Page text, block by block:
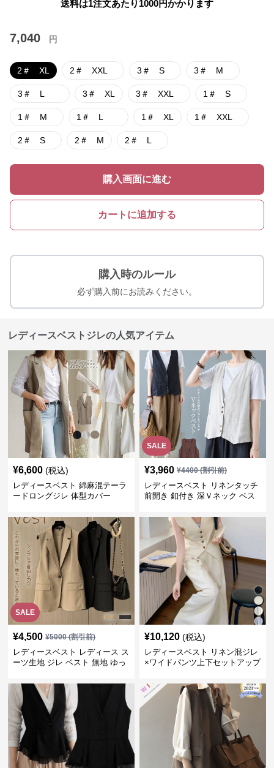
送料は1注文あたり 1000円かかります
7,040 円
2＃ XL 2＃ XXL 3＃ S 3＃ M
3＃ L 3＃ XL 3＃ XXL 1＃ S
1＃ M 1＃ L 1＃ XL 1＃ XXL
2＃ S 2＃ M 2＃ L
購入画面に進む
カートに追加する
購入時のルール
必ず購入前にお読みください。
レディースベストジレの人気アイテム
¥6,600 (税込)
レディースベスト 綿麻混テーラ
ードロングジレ 体型カバー
SALE
¥3,960 ¥4400(割引前)
レディースベスト リネンタッチ
前開き 釦付き 深Ｖネック ベス
SALE
¥4,500 ¥5000(割引前)
レディースベスト レディース ス
ーツ生地 ジレ ベスト 無地 ゆっ
¥10,120 (税込)
レディースベスト リネン混ジレ
×ワイドパンツ上下セットアップ